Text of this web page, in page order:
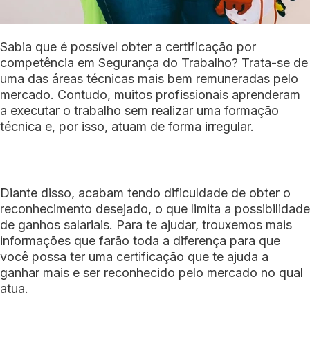
Sabia que é possível obter a certificação por
competência em Segurança do Trabalho? Trata-se de
uma das áreas técnicas mais bem remuneradas pelo
mercado. Contudo, muitos profissionais aprenderam
a executar o trabalho sem realizar uma formação
técnica e, por isso, atuam de forma irregular.
Diante disso, acabam tendo dificuldade de obter o
reconhecimento desejado, o que limita a possibilidade
de ganhos salariais. Para te ajudar, trouxemos mais
informações que farão toda a diferença para que
você possa ter uma certificação que te ajuda a
ganhar mais e ser reconhecido pelo mercado no qual
atua.